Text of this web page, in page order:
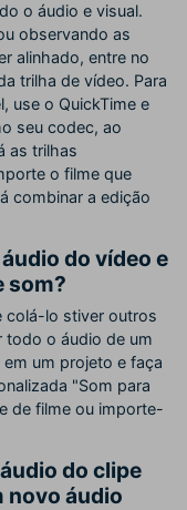
o áudio e visual.
observando as
alinhado, entre no
trilha de vídeo. Para
use o QuickTime e
seu codec, ao
as trilhas
o filme que
combinar a edição
do vídeo e
som?
colá-lo stiver outros
todo o áudio de um
um projeto e faça
"Som para
de filme ou importe-
do clipe
novo áudio